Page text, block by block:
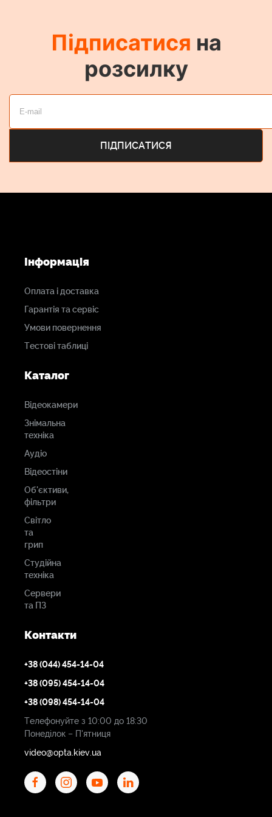
Підписатися на
розсилку
Інформація
Оплата і доставка
Гарантія та сервіс
Умови повернення
Тестові таблиці
Каталог
Відеокамери
Знімальна
техніка
Аудіо
Відеостіни
Об'єктиви,
фільтри
Світло
та
грип
Студійна
техніка
Сервери
та ПЗ
Контакти
+38 (044) 454-14-04
+38 (095) 454-14-04
+38 (098) 454-14-04
Телефонуйте з 10:00 до 18:30
Понеділок – П'ятниця
video@opta.kiev.ua